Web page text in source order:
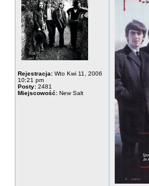
Rejestracja: Wto Kwi 11, 2006
10:21 pm
Posty: 2481
Miejscowość: New Salt